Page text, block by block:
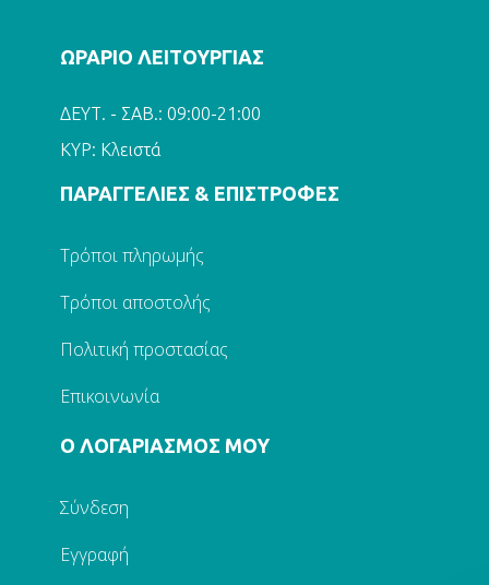
ΩΡΑΡΙΟ ΛΕΙΤΟΥΡΓΙΑΣ
ΔΕΥΤ. - ΣΑΒ.: 09:00-21:00
ΚΥΡ: Κλειστά
ΠΑΡΑΓΓΕΛΙΕΣ & ΕΠΙΣΤΡΟΦΕΣ
Τρόποι πληρωμής
Τρόποι αποστολής
Πολιτική προστασίας
Επικοινωνία
Ο ΛΟΓΑΡΙΑΣΜΟΣ ΜΟΥ
Σύνδεση
Εγγραφή